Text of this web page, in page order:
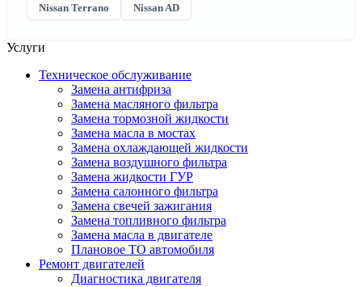
Nissan Terrano
Nissan AD
Услуги
Техническое обслуживание
Замена антифриза
Замена масляного фильтра
Замена тормозной жидкости
Замена масла в мостах
Замена охлаждающей жидкости
Замена воздушного фильтра
Замена жидкости ГУР
Замена салонного фильтра
Замена свечей зажигания
Замена топливного фильтра
Замена масла в двигателе
Плановое ТО автомобиля
Ремонт двигателей
Диагностика двигателя